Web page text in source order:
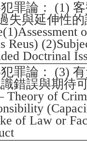
罪論： (1)
失與延伸性的
Reus)
Doctrinal
罪論： (3)
錯誤與期待
Theory of
of Law or